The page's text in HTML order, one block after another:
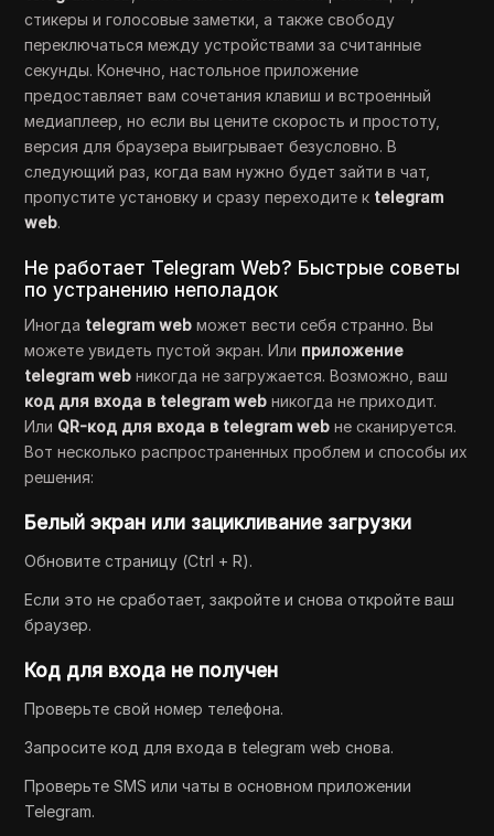
стикеры и голосовые заметки, а также свободу
переключаться между устройствами за считанные
секунды. Конечно, настольное приложение
предоставляет вам сочетания клавиш и встроенный
медиаплеер, но если вы цените скорость и простоту,
версия для браузера выигрывает безусловно. В
следующий раз, когда вам нужно будет зайти в чат,
пропустите установку и сразу переходите к telegram
web.
Не работает Telegram Web? Быстрые советы
по устранению неполадок
Иногда telegram web может вести себя странно. Вы
можете увидеть пустой экран. Или приложение
telegram web никогда не загружается. Возможно, ваш
код для входа в telegram web никогда не приходит.
Или QR-код для входа в telegram web не сканируется.
Вот несколько распространенных проблем и способы их
решения:
Белый экран или зацикливание загрузки
Обновите страницу (Ctrl + R).
Если это не сработает, закройте и снова откройте ваш
браузер.
Код для входа не получен
Проверьте свой номер телефона.
Запросите код для входа в telegram web снова.
Проверьте SMS или чаты в основном приложении
Telegram.